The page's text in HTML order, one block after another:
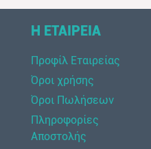
Η ΕΤΑΙΡΕΙΑ
Προφίλ Εταιρείας
Όροι χρήσης
Όροι Πωλήσεων
Πληροφορίες
Αποστολής